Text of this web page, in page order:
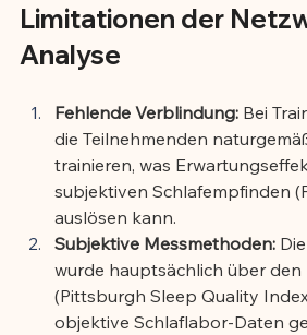
Limitationen der
Analyse
Fehlende Verblindung: Bei
die Teilnehmenden
trainieren, was
subjektiven Schlafempfinden
auslösen kann.
Subjektive Messmethoden:
wurde hauptsächlich über den
(Pittsburgh Sleep Quality
objektive Schlaflabor-Daten